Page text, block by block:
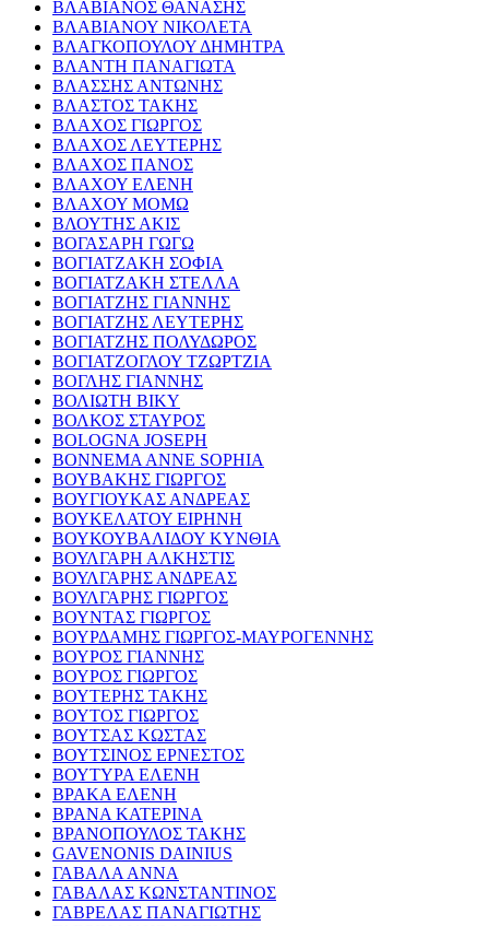
ΒΛΑΒΙΑΝΟΣ ΘΑΝΑΣΗΣ
ΒΛΑΒΙΑΝΟΥ ΝΙΚΟΛΕΤΑ
ΒΛΑΓΚΟΠΟΥΛΟΥ ΔΗΜΗΤΡΑ
ΒΛΑΝΤΗ ΠΑΝΑΓΙΩΤΑ
ΒΛΑΣΣΗΣ ΑΝΤΩΝΗΣ
ΒΛΑΣΤΟΣ ΤΑΚΗΣ
ΒΛΑΧΟΣ ΓΙΩΡΓΟΣ
ΒΛΑΧΟΣ ΛΕΥΤΕΡΗΣ
ΒΛΑΧΟΣ ΠΑΝΟΣ
ΒΛΑΧΟΥ ΕΛΕΝΗ
ΒΛΑΧΟΥ ΜΟΜΩ
ΒΛΟΥΤΗΣ ΑΚΙΣ
ΒΟΓΑΣΑΡΗ ΓΩΓΩ
ΒΟΓΙΑΤΖΑΚΗ ΣΟΦΙΑ
ΒΟΓΙΑΤΖΑΚΗ ΣΤΕΛΛΑ
ΒΟΓΙΑΤΖΗΣ ΓΙΑΝΝΗΣ
ΒΟΓΙΑΤΖΗΣ ΛΕΥΤΕΡΗΣ
ΒΟΓΙΑΤΖΗΣ ΠΟΛΥΔΩΡΟΣ
ΒΟΓΙΑΤΖΟΓΛΟΥ ΤΖΩΡΤΖΙΑ
ΒΟΓΛΗΣ ΓΙΑΝΝΗΣ
ΒΟΛΙΩΤΗ ΒΙΚΥ
ΒΟΛΚΟΣ ΣΤΑΥΡΟΣ
BOLOGNA JOSEPH
BONNEMA ANNE SOPHIA
ΒΟΥΒΑΚΗΣ ΓΙΩΡΓΟΣ
ΒΟΥΓΙΟΥΚΑΣ ΑΝΔΡΕΑΣ
ΒΟΥΚΕΛΑΤΟΥ ΕΙΡΗΝΗ
ΒΟΥΚΟΥΒΑΛΙΔΟΥ ΚΥΝΘΙΑ
ΒΟΥΛΓΑΡΗ ΑΛΚΗΣΤΙΣ
ΒΟΥΛΓΑΡΗΣ ΑΝΔΡΕΑΣ
ΒΟΥΛΓΑΡΗΣ ΓΙΩΡΓΟΣ
ΒΟΥΝΤΑΣ ΓΙΩΡΓΟΣ
ΒΟΥΡΔΑΜΗΣ ΓΙΩΡΓΟΣ-ΜΑΥΡΟΓΕΝΝΗΣ
ΒΟΥΡΟΣ ΓΙΑΝΝΗΣ
ΒΟΥΡΟΣ ΓΙΩΡΓΟΣ
ΒΟΥΤΕΡΗΣ ΤΑΚΗΣ
ΒΟΥΤΟΣ ΓΙΩΡΓΟΣ
ΒΟΥΤΣΑΣ ΚΩΣΤΑΣ
ΒΟΥΤΣΙΝΟΣ ΕΡΝΕΣΤΟΣ
ΒΟΥΤΥΡΑ ΕΛΕΝΗ
ΒΡΑΚΑ ΕΛΕΝΗ
ΒΡΑΝΑ ΚΑΤΕΡΙΝΑ
ΒΡΑΝΟΠΟΥΛΟΣ ΤΑΚΗΣ
GAVENONIS DAINIUS
ΓΑΒΑΛΑ ΑΝΝΑ
ΓΑΒΑΛΑΣ ΚΩΝΣΤΑΝΤΙΝΟΣ
ΓΑΒΡΕΛΑΣ ΠΑΝΑΓΙΩΤΗΣ